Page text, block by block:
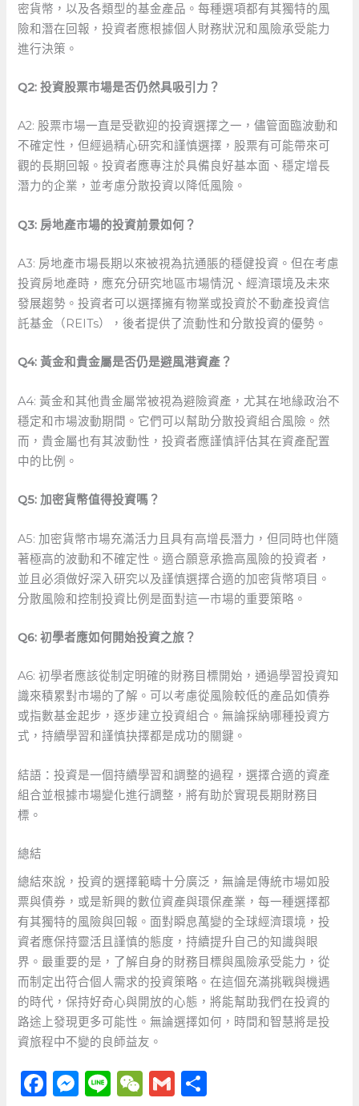
密貨幣，以及各類型的基金產品。每種選項都有其獨特的風
險和潛在回報，投資者應根據個人財務狀況和風險承受能力
進行決策。
Q2: 投資股票市場是否仍然具吸引力？
A2: 股票市場一直是受歡迎的投資選擇之一，儘管面臨波動和
不確定性，但經過精心研究和謹慎選擇，股票有可能帶來可
觀的長期回報。投資者應專注於具備良好基本面、穩定增長
潛力的企業，並考慮分散投資以降低風險。
Q3: 房地產市場的投資前景如何？
A3: 房地產市場長期以來被視為抗通脹的穩健投資。但在考慮
投資房地產時，應充分研究地區市場情況、經濟環境及未來
發展趨勢。投資者可以選擇擁有物業或投資於不動產投資信
託基金（REITs），後者提供了流動性和分散投資的優勢。
Q4: 黃金和貴金屬是否仍是避風港資產？
A4: 黃金和其他貴金屬常被視為避險資產，尤其在地緣政治不
穩定和市場波動期間。它們可以幫助分散投資組合風險。然
而，貴金屬也有其波動性，投資者應謹慎評估其在資產配置
中的比例。
Q5: 加密貨幣值得投資嗎？
A5:​ 加密貨幣市場充滿活力且具有高增長潛力，但同時也伴隨
著極高的波動和不確定性。適合願意承擔高風險的投資者，
並且必須做好深入研究以及謹慎選擇合適的加密貨幣項目。
分散風險和控制投資比例是面對這一市場的重要策略。
Q6: 初學者應如何開始投資之旅？
A6: 初學者應該從制定明確的財務目標開始，通過學習投資知
識來積累對市場的了解。可以考慮從風險較低的產品如債券
或指數基金起步，逐步建立投資組合。無論採納哪種投資方
式，持續學習和謹慎抉擇都是成功的關鍵。
結語：投資是一個持續學習和調整的過程，選擇合適的資產
組合並根據市場變化進行調整，將有助於實現長期財務目
標。
總結
總結來說，投資的選擇範疇十分廣泛，無論是傳統市場如股
票與債券，或是新興的數位資產與環保產業，每一種選擇都
有其獨特的風險與回報。面對瞬息萬變的全球經濟環境，投
資者應保持靈活且謹慎的態度，持續提升自己的知識與眼
界。最重要的是，了解自身的財務目標與風險承受能力，從
而制定出符合個人需求的投資策略。在這個充滿挑戰與機遇
的時代，保持好奇心與開放的心態，將能幫助我們在投資的
路途上發現更多可能性。無論選擇如何，時間和智慧將是投
資旅程中不變的良師益友。
F
M Li W G